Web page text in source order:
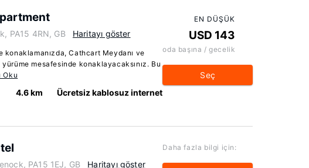
PA15 4RN, GB Haritayı göster
Cathcart Meydanı ve
mesafesinde konaklayacaksınız. Bu
Oku
4.6 km Ücretsiz kablosuz internet
EN DÜŞÜK
USD 143
oda başına / gecelik
Seç
PA15 1EJ, GB Haritayı göster
Daha fazla bilgi için: